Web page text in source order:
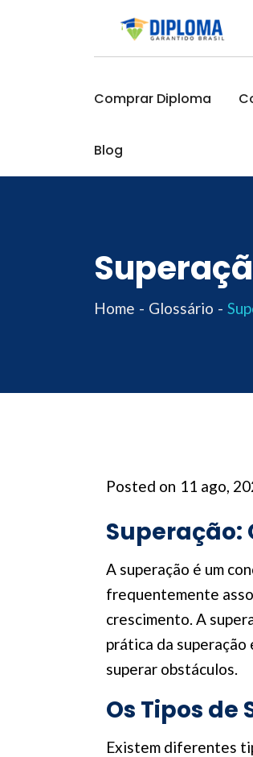
Comprar Diploma
Blog
Home Glossário
Posted on 11 ago,
Superação:
A superação é um
frequentemente
crescimento. A
prática da superação
superar obstáculos.
Os Tipos de
Existem diferentes